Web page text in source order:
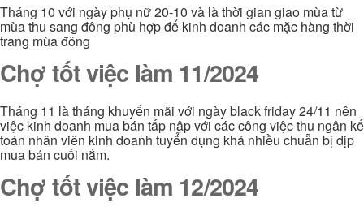
Tháng 10 với ngày phụ nữ 20-10 và là thời gian giao mùa từ
mùa thu sang đông phù hợp để kinh doanh các mặc hàng thời
trang mùa đông
Chợ tốt việc làm 11/2024
Tháng 11 là tháng khuyến mãi với ngày black friday 24/11 nên
việc kinh doanh mua bán tấp nập với các công việc thu ngân kế
toán nhân viên kinh doanh tuyển dụng khá nhiều chuẫn bị dịp
mua bán cuối nắm.
Chợ tốt việc làm 12/2024